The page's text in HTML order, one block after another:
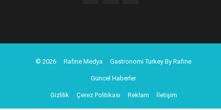
© 2026 Rafine Medya Gastronomi Turkey By Rafine
Güncel Haberler
Gizlilik Çerez Politikası Reklam İletişim